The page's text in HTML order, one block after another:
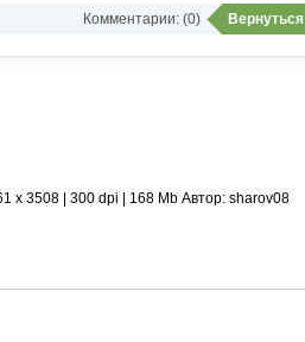
Вернуться
Комментарии: (0)
х 3508 | 300 dpi | 168 Mb Автор: sharov08